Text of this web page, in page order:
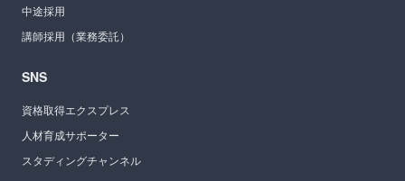
中途採用
講師採用（業務委託）
SNS
資格取得エクスプレス
人材育成サポーター
スタディングチャンネル